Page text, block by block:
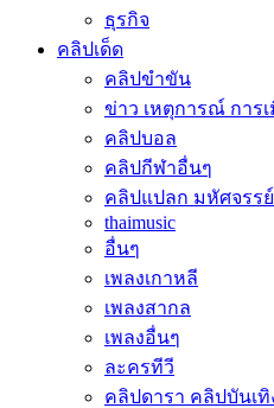
ธุรกิจ
คลิปเด็ด
คลิปขำขัน
ข่าว เหตุการณ์ การเ
คลิปบอล
คลิปกีฬาอื่นๆ
คลิปแปลก มหัศจรรย์
thaimusic
อื่นๆ
เพลงเกาหลี
เพลงสากล
เพลงอื่นๆ
ละครทีวี
คลิปดารา คลิปบันเทิ